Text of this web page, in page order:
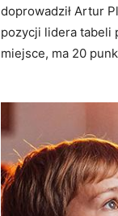
doprowadził Artur
pozycji lidera tabeli
miejsce, ma 20